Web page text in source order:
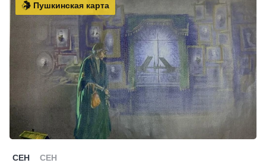
Пушкинская карта
СЕН СЕН